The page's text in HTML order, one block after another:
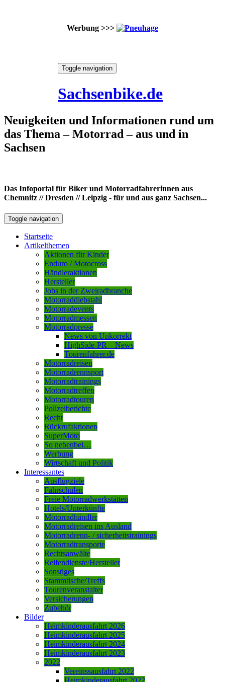
Werbung >>>
Toggle navigation
Sachsenbike.de
Neuigkeiten und Informationen rund um
das Thema – Motorrad – aus und in
Sachsen
Das Infoportal für Biker und Motorradfahrerinnen aus
Chemnitz // Dresden // Leipzig - für und aus ganz Sachsen...
Toggle navigation
Startseite
Artikelthemen
Aktionen für Kinder
Enduro / Motocross
Händleraktionen
Hersteller
Jobs in der Zweiradbranche
Motorraddiebstahl
Motorradevents
Motorradmessen
Motorradpresse
News von Unkorrekt
HighSide-PR – News
Tourenfahrer.de
Motorradreisen
Motorradrennsport
Motorradtrainings
Motorradtreffen
Motorradtouren
Polizeiberichte
Recht
Rückrufaktionen
SuperMoto
So nebenbei…
Werbung
Wirtschaft und Politik
Interessantes
Ausflugziele
Fahrschulen
Freie Motorradwerkstätten
Hotels/Unterkünfte
Motorradhändler
Motorradreisen ins Ausland
Motorradrenn- / sicherheitstrainings
Motorradtransporte
Rechtsanwälte
Reifendienste/Hersteller
Sonstiges
Stammtische/Treffs
Tourenveranstalter
Versicherungen
Zubehör
Bilder
Heimkinderausfahrt 2026
Heimkinderausfahrt 2025
Heimkinderausfahrt 2024
Heimkinderausfahrt 2023
2022
Vereinssausfahrt 2022
Heimkinderausfahrt 2022